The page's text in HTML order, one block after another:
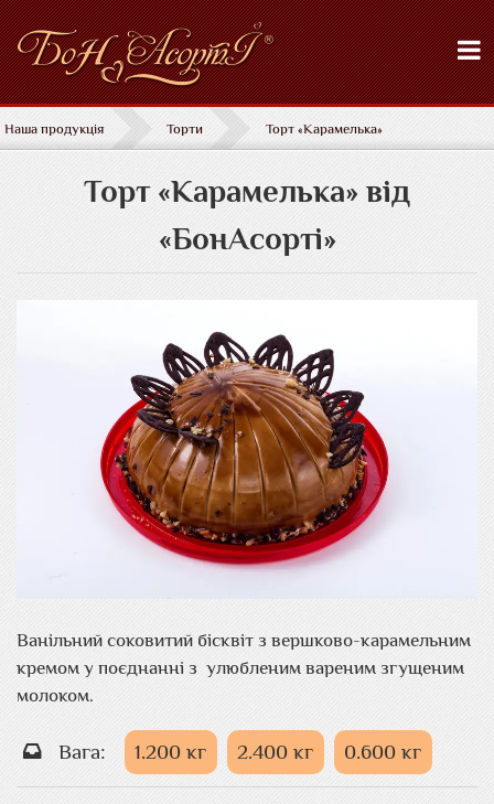
Наша продукція Торти Торт «Карамелька»
Торт «Карамелька» від
«БонАсорті»
Ванільний соковитий бісквіт з вершково-карамельним
кремом у поєднанні з улюбленим вареним згущеним
молоком.
Вага: 1.200 кг 2.400 кг 0.600 кг